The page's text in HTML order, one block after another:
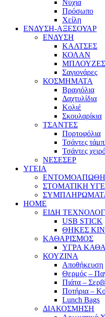
Νύχια
Πρόσωπο
Χείλη
ΕΝΔΥΣΗ-ΑΞΕΣΟΥΑΡ
ΕΝΔΥΣΗ
ΚΑΛΤΣΕΣ
ΚΟΛΑΝ
ΜΠΛΟΥΖΕΣ
Σαγιονάρες
ΚΟΣΜΗΜΑΤΑ
Βραχιόλια
Δαχτυλίδια
Κολιέ
Σκουλαρίκια
ΤΣΑΝΤΕΣ
Πορτοφόλια
Τσάντες
Τσάντες
ΝΕΣΕΣΕΡ
ΥΓΕΙΑ
ΣΤΟΜΑΤΙΚΗ
HOME
ΕΙΔΗ
USB STICK
ΘΗΚΕΣ
ΚΑΘΑΡΙΣΜΟΣ
ΥΓΡΑ
ΚΟΥΖΙΝΑ
Αποθήκευση
Θερμός –
Πιάτα –
Ποτήρια –
Lunch Bags
ΔΙΑΚΟΣΜΗΣΗ